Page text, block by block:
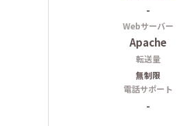
-
Webサーバー
Apache
転送量
無制限
電話サポート
-